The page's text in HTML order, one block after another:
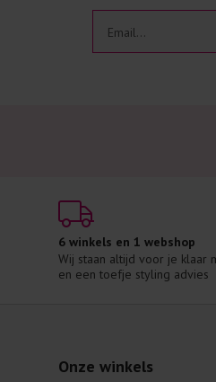
6 winkels en 1 webshop
Wij staan altijd voor je klaar
en een toefje styling advies
Onze winkels